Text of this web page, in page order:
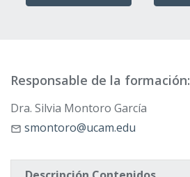
Responsable de la formación:
Dra. Silvia Montoro García
smontoro@ucam.edu